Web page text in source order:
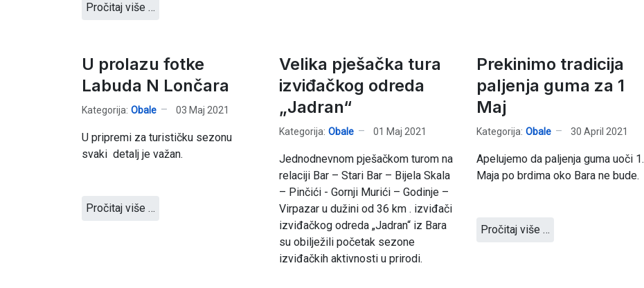
Pročitaj više …
U prolazu fotke
Labuda N Lončara
Kategorija: Obale 03 Maj 2021
U pripremi za turističku sezonu
svaki detalj je važan.
Pročitaj više …
Velika pješačka tura
izviđačkog odreda
„Jadran“
Kategorija: Obale 01 Maj 2021
Jednodnevnom pješačkom turom na
relaciji Bar – Stari Bar – Bijela Skala
– Pinčići - Gornji Murići – Godinje –
Virpazar u dužini od 36 km . izviđači
izviđačkog odreda „Jadran“ iz Bara
su obilježili početak sezone
izviđačkih aktivnosti u prirodi.
Prekinimo tradicija
paljenja guma za 1
Maj
Kategorija: Obale 30 April 2021
Apelujemo da paljenja guma uoči 1.
Maja po brdima oko Bara ne bude.
Pročitaj više …